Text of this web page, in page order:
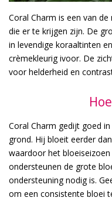
Coral Charm is een van
die er te krijgen zijn. De
in levendige koraaltinten
crèmekleurig ivoor. De
voor helderheid en
Coral Charm gedijt goed
grond. Hij bloeit eerder
waardoor het
ondersteunen de grote
ondersteuning nodig is.
om een consistente bloei